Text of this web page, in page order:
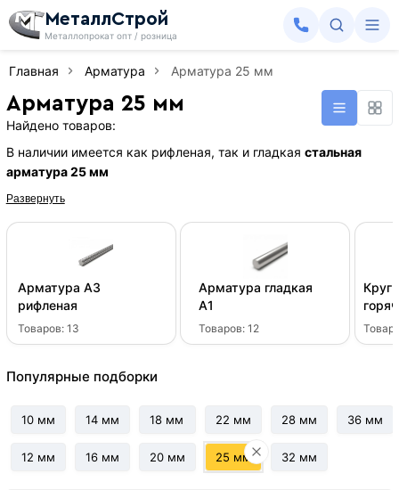
МеталлСтрой
Металлопрокат опт / розница
Главная Арматура Арматура 25 мм
Арматура 25 мм
Найдено товаров:
В наличии имеется как рифленая, так и гладкая стальная
арматура 25 мм
Развернуть
Арматура А3
рифленая
Товаров:13
Арматура гладкая
А1
Товаров:12
Круг
Популярные подборки
10 мм
12 мм
14 мм
16 мм
18 мм
20 мм
22 мм
25 мм
28 мм
32 мм
36 мм